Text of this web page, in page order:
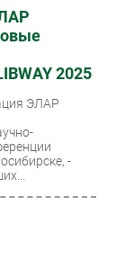
2025
ЭЛАР
-